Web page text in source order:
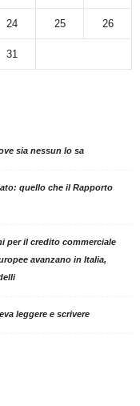
24 25 26
31
sia nessun lo sa
quello che il Rapporto
per il credito commerciale
avanzano in Italia,
leggere e scrivere